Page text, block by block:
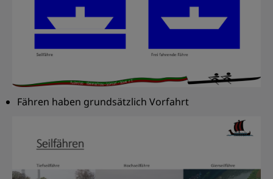
Fähren haben grundsätzlich Vorfahrt